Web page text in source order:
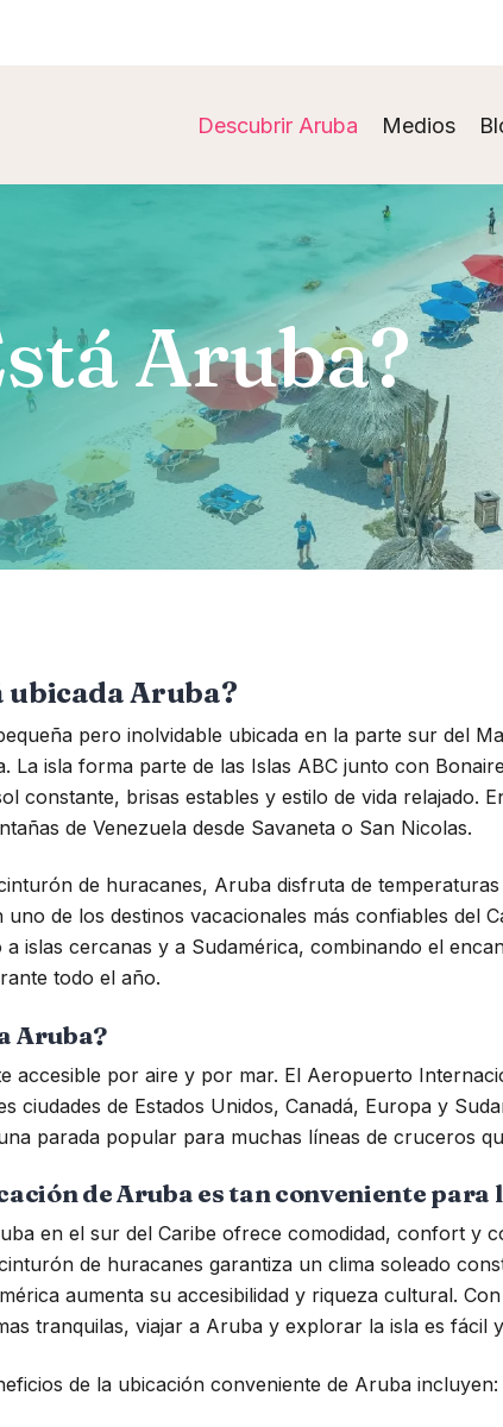
Descubrir Aruba Medios
Aruba?
ubicada Aruba?
pero inolvidable ubicada en la parte sur del
La isla forma parte de las Islas ABC junto con
constante, brisas estables y estilo de vida relajado.
de Venezuela desde Savaneta o San Nicolas.
de huracanes, Aruba disfruta de
de los destinos vacacionales más confiables del
islas cercanas y a Sudamérica, combinando el
todo el año.
Aruba?
accesible por aire y por mar. El Aeropuerto
ciudades de Estados Unidos, Canadá, Europa y
parada popular para muchas líneas de cruceros
de Aruba es tan conveniente para
en el sur del Caribe ofrece comodidad, confort y
de huracanes garantiza un clima soleado
aumenta su accesibilidad y riqueza cultural.
tranquilas, viajar a Aruba y explorar la isla es fácil
de la ubicación conveniente de Aruba incluyen: